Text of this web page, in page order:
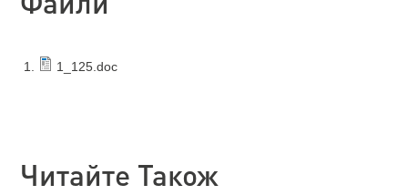
1_125.doc
Читайте Також